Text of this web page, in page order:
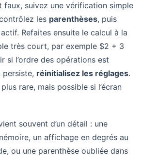
faux, suivez une vérification simple
les parenthèses, puis
actif. Refaites ensuite le calcul à la
très court, par exemple $2 + 3
si l’ordre des opérations est
persiste, réinitialisez les réglages.
rare, mais possible si l’écran
souvent d’un détail : une
un affichage en degrés au
ou une parenthèse oubliée dans